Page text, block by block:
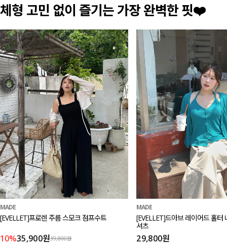
체형 고민 없이 즐기는 가장 완벽한 핏❤️
MADE
[EVELLET]프로렌 주름 스모크 점프수트
10%35,900원39,800원
MADE
[EVELLET]드아브 레이어드 홀터
셔츠
29,800원